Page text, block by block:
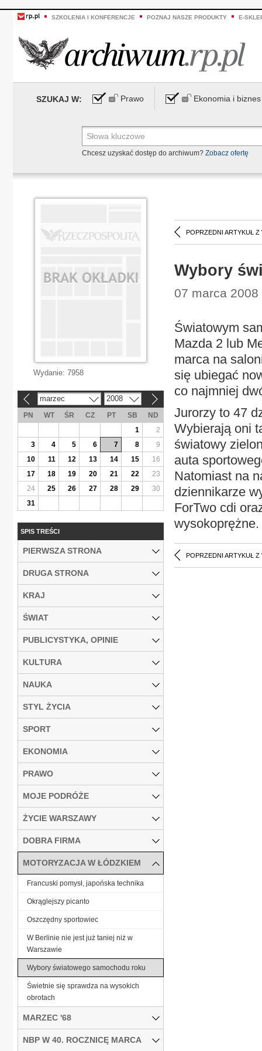
SZKOLENIA I KONFERENCJE POZNAJ NASZE PRODUKTY E-
SZUKAJ W: Prawo Ekonomia i biznes
Chcesz uzyskać dostęp do archiwum? Zobacz ofertę
POPRZEDNI ARTYKUŁ Z
Wybory
07 marca
Światowym
Mazda 2 lub
marca na
się ubiegać
co najmniej
Jurorzy to 47
Wybierają oni
światowy
auta
Natomiast na
dziennikarze
ForTwo cdi
wysokoprężne.
POPRZEDNI ARTYKUŁ Z
Wydanie: 7958
marzec 2008
PN WT ŚR CZ PT SB
ND
1
2
3
4 5 6 7 8
9
10
11 12 13 14 15
16
17
18 19 20 21 22
23
24
25 26 27 28 29
30
31
SPIS TREŚCI
PIERWSZA STRONA
DRUGA STRONA
KRAJ
ŚWIAT
PUBLICYSTYKA, OPINIE
KULTURA
NAUKA
STYL ŻYCIA
SPORT
EKONOMIA
PRAWO
MOJE PODRÓŻE
ŻYCIE WARSZAWY
DOBRA FIRMA
MOTORYZACJA W ŁÓDZKIEM
Francuski pomysł, japońska technika
Okrąglejszy picanto
Oszczędny sportowiec
W Berlinie nie jest już taniej niż w
Warszawie
Wybory światowego samochodu roku
Świetnie się sprawdza na wysokich
obrotach
MARZEC '68
NBP W 40. ROCZNICĘ MARCA